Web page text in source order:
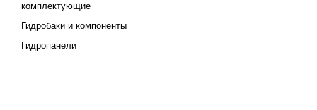
комплектующие
Гидробаки и компоненты
Гидропанели